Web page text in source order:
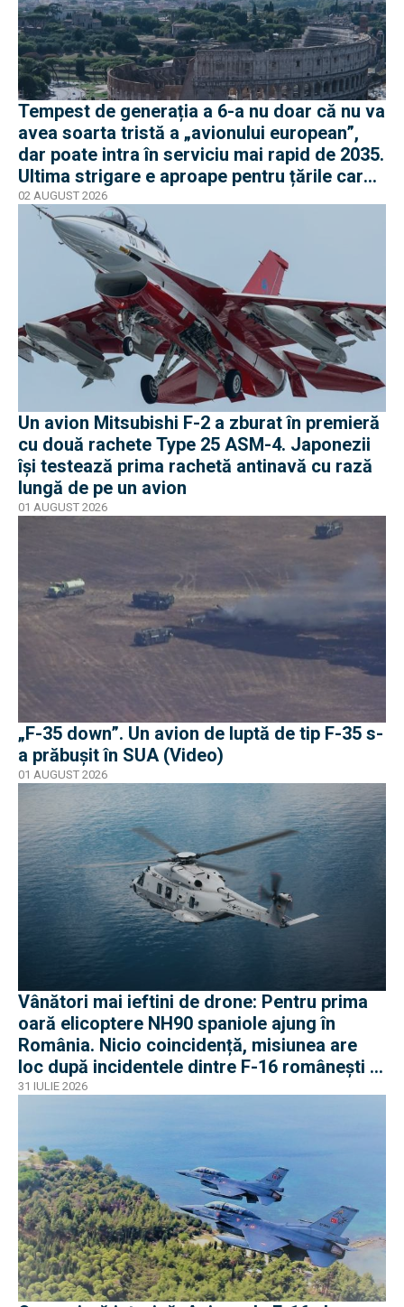
Tempest de generația a 6-a nu doar că nu va
avea soarta tristă a „avionului european”,
dar poate intra în serviciu mai rapid de 2035.
Ultima strigare e aproape pentru țările care
vor în program
02 AUGUST 2026
Un avion Mitsubishi F-2 a zburat în premieră
cu două rachete Type 25 ASM-4. Japonezii
își testează prima rachetă antinavă cu rază
lungă de pe un avion
01 AUGUST 2026
„F-35 down”. Un avion de luptă de tip F-35 s-
a prăbușit în SUA (Video)
01 AUGUST 2026
Vânători mai ieftini de drone: Pentru prima
oară elicoptere NH90 spaniole ajung în
România. Nicio coincidență, misiunea are
loc după incidentele dintre F-16 românești și
dronele ruse
31 IULIE 2026